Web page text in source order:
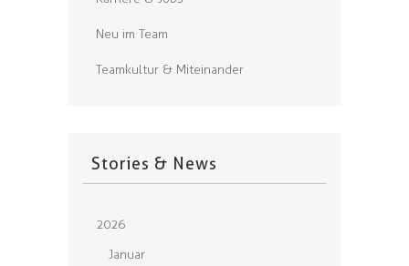
Neu im Team
Teamkultur & Miteinander
Stories & News
2026
Januar